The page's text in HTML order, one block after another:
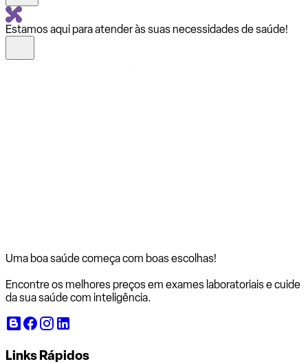
Estamos aqui para atender às suas necessidades de saúde!
Uma boa saúde começa com boas escolhas!
Encontre os melhores preços em exames laboratoriais e cuide
da sua saúde com inteligência.
Links Rápidos